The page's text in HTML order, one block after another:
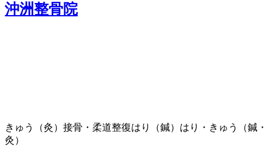
沖洲整骨院
きゅう（灸） 接骨・柔道整復はり（鍼） はり・きゅう（鍼・
灸）